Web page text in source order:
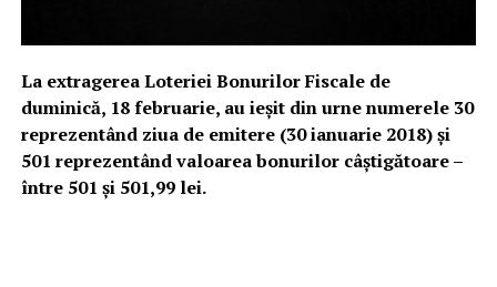
La extragerea Loteriei Bonurilor Fiscale de
duminică, 18 februarie, au ieşit din urne numerele 30
reprezentând ziua de emitere (30 ianuarie 2018) şi
501 reprezentând valoarea bonurilor câştigătoare –
între 501 şi 501,99 lei.